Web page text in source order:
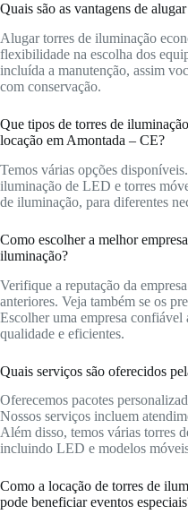
Quais são as vantagens de
Alugar torres de iluminação
flexibilidade na escolha dos
incluída a manutenção, assim
com conservação.
Que tipos de torres de
locação em Amontada – CE?
Temos várias opções
iluminação de LED e torres
de iluminação, para diferentes
Como escolher a melhor
iluminação?
Verifique a reputação da
anteriores. Veja também se os
Escolher uma empresa confiável
qualidade e eficientes.
Quais serviços são oferecidos
Oferecemos pacotes
Nossos serviços incluem
Além disso, temos várias torres
incluindo LED e modelos
Como a locação de torres de
pode beneficiar eventos